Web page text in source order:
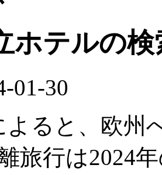
ホテルの
01-30
よると、欧州
旅行は2024